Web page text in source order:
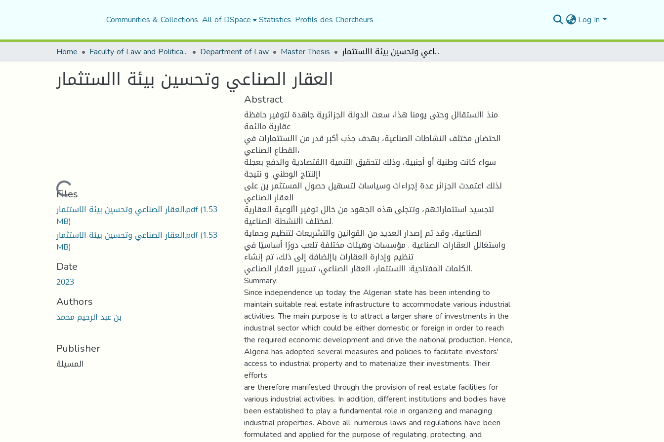
Communities & Collections All of DSpace Statistics Profils des Chercheurs Log In
Home Faculty of Law and Political Science Department of Law Master Thesis العقار الصناعي وتحسين بيئة االستثمار
العقار الصناعي وتحسين بيئة االستثمار
Loading...
Files
العقار الصناعي وتحسين بيئة الاستثمار.pdf(1.53
MB)
العقار الصناعي وتحسين بيئة الاستثمار.pdf(1.53
MB)
Date
2023
Authors
بن عبد الرحيم محمد
Publisher
المسيلة
Abstract
منذ االستقالل وحتى يومنا هذا، سعت الدولة الجزائرية جاهدة لتوفير حافظة
عقارية مالئمة
الحتضان مختلف النشاطات الصناعية، بهدف جذب أكبر قدر من االستثمارات في
القطاع الصناعي،
سواء كانت وطنية أو أجنبية، وذلك لتحقيق التنمية االقتصادية والدفع بعجلة
اإلنتاج الوطني. و نتيجة
لذلك اعتمدت الجزائر عدة إجراءات وسياسات لتسهيل حصول المستثمر ين على
العقار الصناعي
لتجسيد استثماراتهم، وتتجلى هذه الجهود من خالل توفير األوعية العقارية
لمختلف األنشطة الصناعية.
الصناعية، وقد تم إصدار العديد من القوانين والتشريعات لتنظيم وحماية
واستغالل العقارات الصناعية . مؤسسات وهيئات مختلفة تلعب دورًا أساسيًا في
تنظيم وإدارة العقارات باإلضافة إلى ذلك، تم إنشاء
الكلمات المفتاحية: االستثمار، العقار الصناعي، تسيير العقار الصناعي.
Summary:
Since independence up today, the Algerian state has been intending to
maintain suitable real estate infrastructure to accommodate various industrial
activities. The main purpose is to attract a larger share of investments in the
industrial sector which could be either domestic or foreign in order to reach
the required economic development and drive the national production. Hence,
Algeria has adopted several measures and policies to facilitate investors'
access to industrial property and to materialize their investments. Their
efforts
are therefore manifested through the provision of real estate facilities for
various industrial activities. In addition, different institutions and bodies have
been established to play a fundamental role in organizing and managing
industrial properties. Above all, numerous laws and regulations have been
formulated and applied for the purpose of regulating, protecting, and